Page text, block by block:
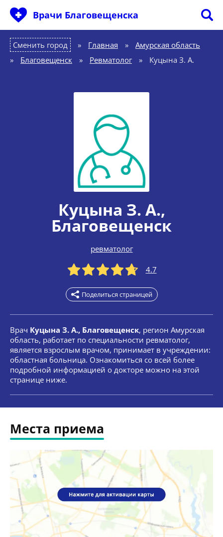
Врачи Благовещенска
Сменить город Главная »
Амурская область
»
Благовещенск » Ревматолог » Куцына З. А.
Куцына З. А.,
Благовещенск
ревматолог
4.7
Поделиться страницей
Врач Куцына З. А., Благовещенск, регион Амурская
область, работает по специальности ревматолог,
является взрослым врачом, принимает в учреждении:
областная больница. Ознакомиться со всей более
подробной информацией о докторе можно на этой
странице ниже.
Места приема